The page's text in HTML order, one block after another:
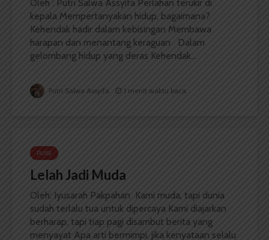
Oleh : Putri Salwa Assyifa Perlahan terukir di
kepala Mempertanyakan hidup, bagaimana?
Kehendak hadir dalam kebisingan Membawa
harapan dan menantang keraguan Dalam
gelombang hidup yang deras Kehendak...
Putri Salwa Assyifa 1 menit waktu baca
PUISI
Lelah Jadi Muda
Oleh: Iyusarah Pakpahan Kami muda, tapi dunia
sudah terlalu tua untuk dipercaya Kami diajarkan
berharap, tapi tiap pagi disambut berita yang
menyayat Apa arti bermimpi, jika kenyataan selalu